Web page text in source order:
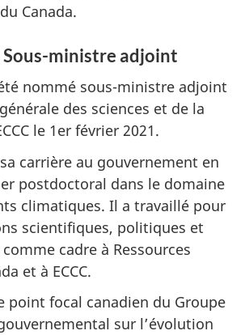
Canada.
Sous-ministre adjoint
nommé sous-ministre adjoint
des sciences et de la
le 1er février 2021.
carrière au gouvernement en
postdoctoral dans le domaine
climatiques. Il a travaillé pour
scientifiques, politiques et
cadre à Ressources
et à ECCC.
point focal canadien du Groupe
sur l’évolution